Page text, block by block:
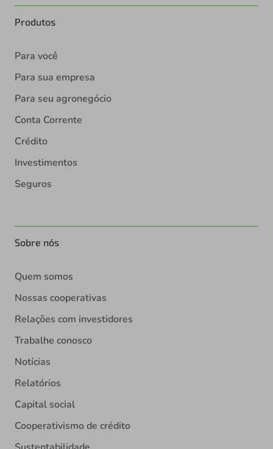
Produtos
Para você
Para sua empresa
Para seu agronegócio
Conta Corrente
Crédito
Investimentos
Seguros
Sobre nós
Quem somos
Nossas cooperativas
Relações com investidores
Trabalhe conosco
Notícias
Relatórios
Capital social
Cooperativismo de crédito